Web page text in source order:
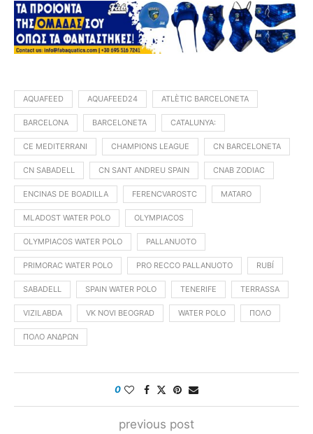
AQUAFEED AQUAFEED24 ATLÈTIC BARCELONETA
BARCELONA BARCELONETA CATALUNYA:
CE MEDITERRANI CHAMPIONS LEAGUE CN BARCELONETA
CN SABADELL CN SANT ANDREU SPAIN CNAB ZODIAC
ENCINAS DE BOADILLA FERENCVAROSTC MATARO
MLADOST WATER POLO OLYMPIACOS
OLYMPIACOS WATER POLO PALLANUOTO
PRIMORAC WATER POLO PRO RECCO PALLANUOTO RUBÍ
SABADELL SPAIN WATER POLO TENERIFE TERRASSA
VIZILABDA VK NOVI BEOGRAD WATER POLO ΠΌΛΟ
ΠΌΛΟ ΑΝΔΡΏΝ
0
previous post